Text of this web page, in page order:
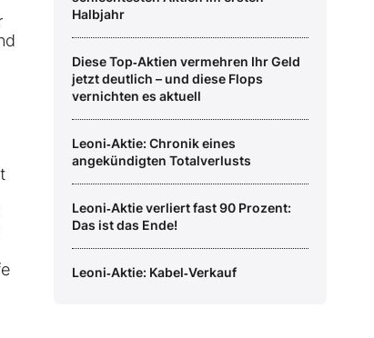
Halbjahr
Diese Top‑Aktien vermehren Ihr Geld
jetzt deutlich – und diese Flops
vernichten es aktuell
Leoni‑Aktie: Chronik eines
angekündigten Totalverlusts
Leoni‑Aktie verliert fast 90 Prozent:
Das ist das Ende!
Leoni‑Aktie: Kabel‑Verkauf